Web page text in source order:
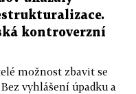
kontroverzní
možnost zbavit se
vyhlášení úpadku a